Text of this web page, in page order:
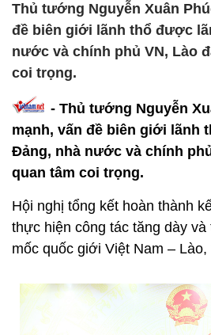
Thủ tướng Nguyễn Xuân
đề biên giới lãnh thổ được
nước và chính phủ VN, Lào
coi trọng.
- Thủ tướng Nguyễn
mạnh, vấn đề biên giới lãnh
Đảng, nhà nước và chính
quan tâm coi trọng.
Hội nghị tổng kết hoàn thành
thực hiện công tác tăng dày và
mốc quốc giới Việt Nam –